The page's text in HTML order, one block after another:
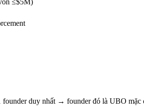
duy nhất → founder đó là UBO mặc